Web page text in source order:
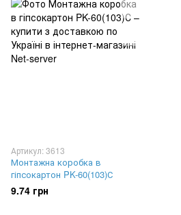
Артикул: 3613
Монтажна коробка в
гіпсокартон PK-60(103)С
9.74 грн